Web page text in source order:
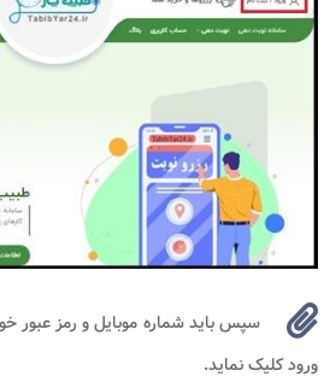
سپس باید شماره موبایل و رمز عبور
ورود کلیک نماید.